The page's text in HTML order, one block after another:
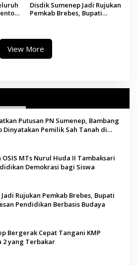
Disdik Sumenep Jadi Rujukan
Pemkab Brebes, Bupati
View More
Putusan PN Sumenep, Bambang
Dinyatakan Pemilik Sah Tanah di
MTs Nurul Huda II Tambaksari
Demokrasi bagi Siswa
Rujukan Pemkab Brebes, Bupati
Pendidikan Berbasis Budaya
Bergerak Cepat Tangani KMP
2 yang Terbakar